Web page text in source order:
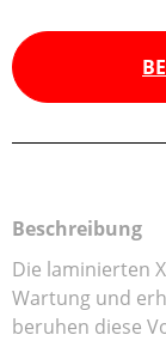
Beschreibung
Die laminierten
Wartung und
beruhen diese